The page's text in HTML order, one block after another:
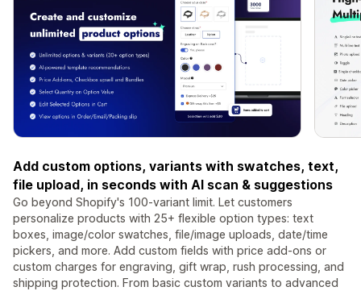
Add custom options, variants with swatches, text,
file upload, in seconds with AI scan & suggestions
Go beyond Shopify's 100-variant limit. Let customers
personalize products with 25+ flexible option types: text
boxes, image/color swatches, file/image uploads, date/time
pickers, and more. Add custom fields with price add-ons or
custom charges for engraving, gift wrap, rush processing, and
shipping protection. From basic custom variants to advanced